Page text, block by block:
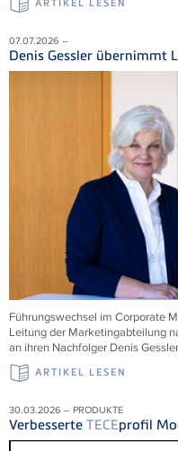
ARTIKEL LESEN
07.07.2026 –
Denis Gessler übernimmt
Führungswechsel im Corporate
Leitung der Marketingabteilung
an ihren Nachfolger Denis
ARTIKEL LESEN
30.03.2026 – PRODUKTE
Verbesserte TECEprofil